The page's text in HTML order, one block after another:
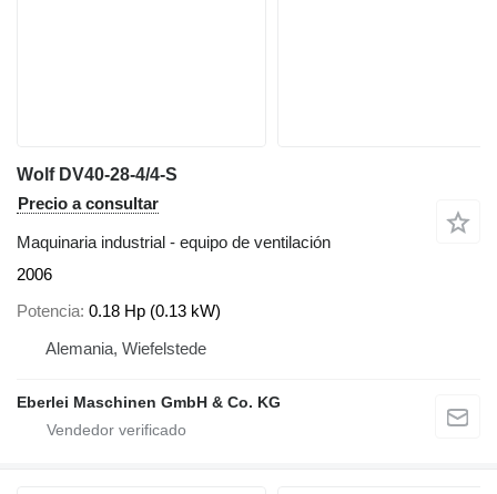
Wolf DV40-28-4/4-S
Precio a consultar
Maquinaria industrial - equipo de ventilación
2006
Potencia 0.18 Hp (0.13 kW)
Alemania, Wiefelstede
Eberlei Maschinen GmbH & Co. KG